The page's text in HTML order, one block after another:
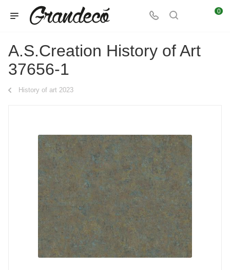
0
A.S.Creation History of Art
37656-1
History of art 2023